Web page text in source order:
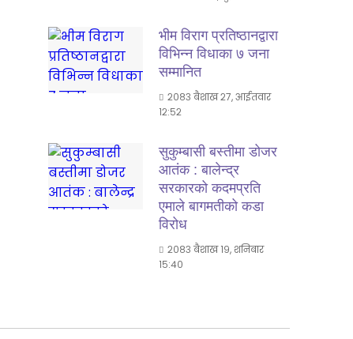
भीम विराग प्रतिष्ठानद्वारा
विभिन्न विधाका ७ जना
सम्मानित
२०८३ बैशाख २७, आईतवार
१२:५२
सुकुम्बासी बस्तीमा डोजर
आतंक : बालेन्द्र
सरकारको कदमप्रति
एमाले बागमतीको कडा
विरोध
२०८३ बैशाख १९, शनिबार
१५:४०